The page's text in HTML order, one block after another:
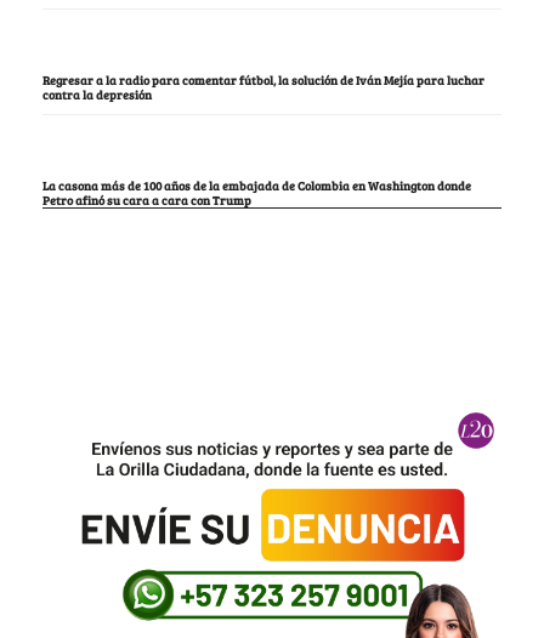
Regresar a la radio para comentar fútbol, la solución de Iván Mejía para luchar
contra la depresión
La casona más de 100 años de la embajada de Colombia en Washington donde
Petro afinó su cara a cara con Trump